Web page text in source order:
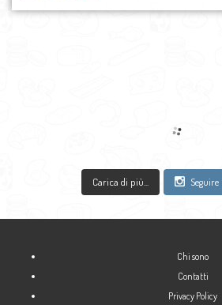
maggio 2014
settembre 2013
Carica di più...
Chi sono
Contatti
Privacy Policy